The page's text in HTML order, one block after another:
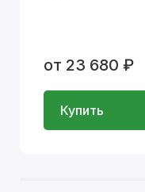
от 23 680 ₽
Купить